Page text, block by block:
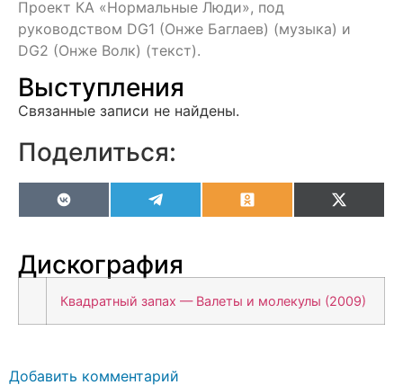
Проект КА «Нормальные Люди», под
руководством DG1 (Онже Баглаев) (музыка) и
DG2 (Онже Волк) (текст).
Выступления
Связанные записи не найдены.
Поделиться:
VK OdnoklassnikiX
Дискография
Квадратный запах — Валеты и молекулы (2009)
Добавить комментарий